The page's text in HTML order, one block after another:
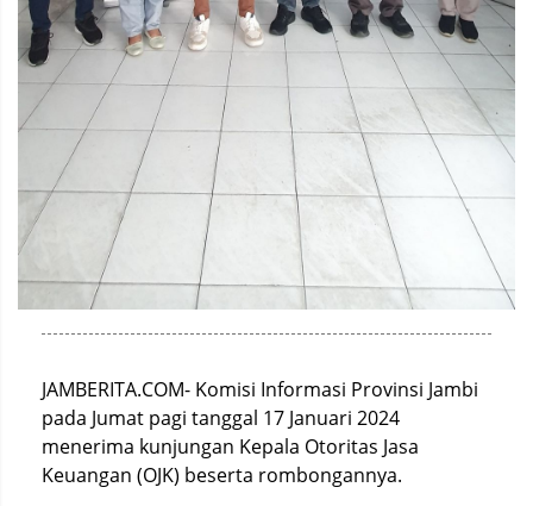
JAMBERITA.COM- Komisi Informasi Provinsi Jambi
pada Jumat pagi tanggal 17 Januari 2024
menerima kunjungan Kepala Otoritas Jasa
Keuangan (OJK) beserta rombongannya.